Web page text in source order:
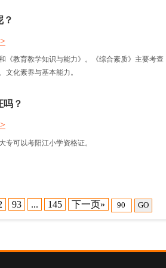
？
《教育教学知识与能力》。《综合素质》主要考查
文化素养与基本能力。
吗？
专可以考阳江小学资格证。
93 ... 145 下一页» GO